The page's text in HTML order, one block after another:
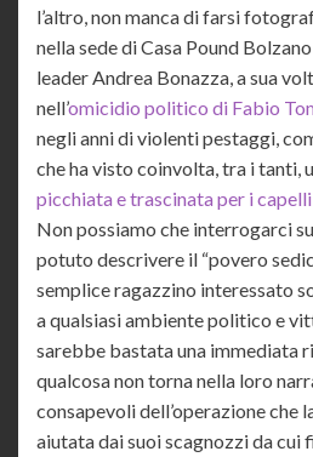
l’altro, non manca di farsi
nella sede di Casa Pound
leader Andrea Bonazza, a sua
nell’omicidio politico di Fabio
negli anni di violenti pestaggi,
che ha visto coinvolta, tra i tanti, u
picchiata e trascinata per i
Non possiamo che interrogarci
potuto descrivere il “povero
semplice ragazzino interessato
a qualsiasi ambiente politico e
sarebbe bastata una immediata
qualcosa non torna nella loro
consapevoli dell’operazione che
aiutata dai suoi scagnozzi da cui